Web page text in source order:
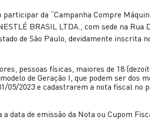
da “Campanha Compre
BRASIL LTDA., com sede na Rua
de São Paulo, devidamente inscrita
pessoas físicas, maiores de 18
de Geração I, que podem ser dos
05/2023 e cadastrarem a nota fiscal no
data de emissão da Nota ou Cupom
rochedo natural stone